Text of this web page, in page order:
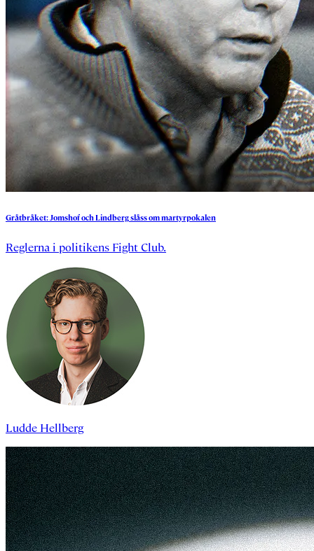
Gråtbråket:JomshofochLindbergslåssommartyrpokalen
Reglerna i politikens Fight Club.
Ludde Hellberg